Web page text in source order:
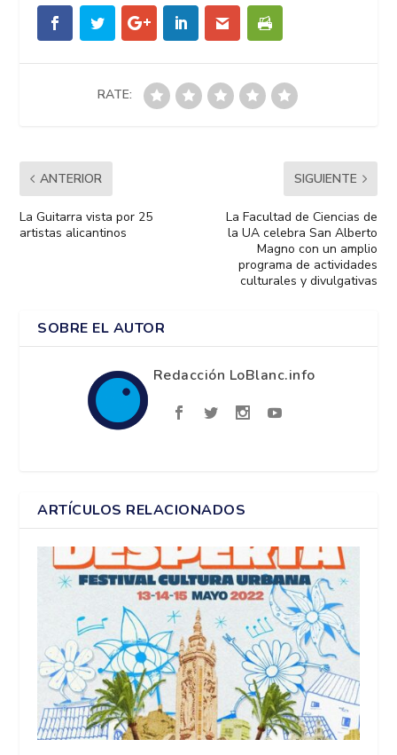
RATE:
ANTERIOR
La Guitarra vista por 25
artistas alicantinos
SIGUIENTE
La Facultad de Ciencias de
la UA celebra San Alberto
Magno con un amplio
programa de actividades
culturales y divulgativas
SOBRE EL AUTOR
Redacción LoBlanc.info
ARTÍCULOS RELACIONADOS